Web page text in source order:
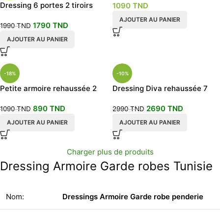
Dressing 6 portes 2 tiroirs
1990TND 1790 TND
AJOUTER AU PANIER
1090 TND
AJOUTER AU PANIER
-18%
Petite armoire rehaussée 2
1090TND 890 TND
AJOUTER AU PANIER
-10%
Dressing Diva rehaussée 7
2990TND 2690 TND
AJOUTER AU PANIER
Charger plus de produits
Dressing Armoire Garde robes Tunisie
Nom: Dressings Armoire Garde robe penderie